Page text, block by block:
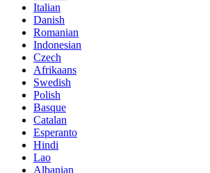
Italian
Danish
Romanian
Indonesian
Czech
Afrikaans
Swedish
Polish
Basque
Catalan
Esperanto
Hindi
Lao
Albanian